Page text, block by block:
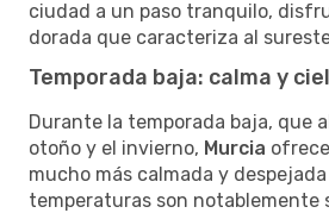
ciudad a un paso tranquilo,
dorada que caracteriza al
Temporada baja: calma y
Durante la temporada baja, que
otoño y el invierno, Murcia
mucho más calmada y
temperaturas son notablemente